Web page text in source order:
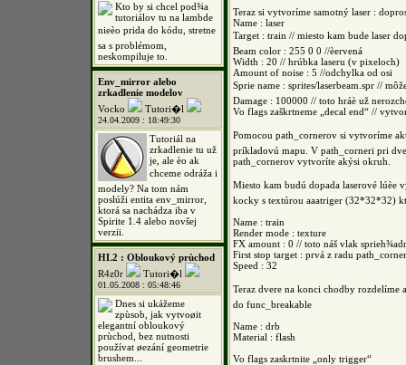
Kto by si chcel pod¾a
tutoriálov tu na lambde
nieèo prida do kódu, stretne
sa s problémom,
neskompiluje to.
Env_mirror alebo
zrkadlenie modelov
Vocko
Tutori�l
24.04.2009 : 18:49:30
Tutoriál na
zrkadlenie tu už
je, ale èo ak
chceme odráža i
modely? Na tom nám
poslúži entita env_mirror,
ktorá sa nachádza iba v
Spirite 1.4 alebo novšej
verzii.
HL2 : Obloukový prùchod
R4z0r
Tutori�l
01.05.2008 : 05:48:46
Dnes si ukážeme
zpùsob, jak vytvoøit
elegantní obloukový
prùchod, bez nutnosti
používat øezání geometrie
brushem...
Teraz si vytvoríme samotný laser :
Name : laser
Target : train // miesto kam bude laser
Beam color : 255 0 0 //èervená
Width : 20 // hrúbka laseru (v pixeloch)
Amount of noise : 5 //odchylka od osi
Sprie name : sprites/laserbeam.spr //
Damage : 100000 // toto hráè už
Vo flags zaškrtneme „decal end“ //
Pomocou path_cornerov si vytvoríme
príkladovú mapu. V path_corneri pri
path_cornerov vytvoríte akýsi okruh.
Miesto kam budú dopada laserové
kocky s textúrou aaatriger (32*32*32)
Name : train
Render mode : texture
FX amount : 0 // toto náš vlak
First stop target : prvá z radu
Speed : 32
Teraz dvere na konci chodby rozdelíme
do func_breakable
Name : drb
Material : flash
Vo flags zaskrtnite „only trigger“